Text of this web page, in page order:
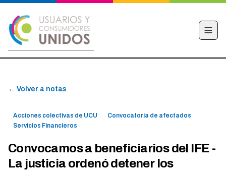
CAMPAÑA
EDUCACIÓN FINANCIERA
HACÉ TU DENUNCIA
OBSERVATORIO
← Volver a notas
Acciones colectivas de UCU
Convocatoria de afectados
Servicios Financieros
Convocamos a beneficiarios del IFE -
La justicia ordenó detener los